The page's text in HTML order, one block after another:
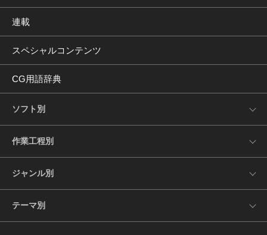
連載
スペシャルコンテンツ
CG用語辞典
ソフト別
作業工程別
ジャンル別
テーマ別